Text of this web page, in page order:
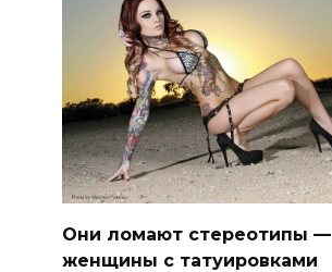
Они ломают стереотипы —
женщины с татуировками